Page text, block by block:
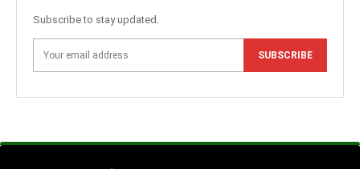
Subscribe to stay updated.
SUBSCRIBE